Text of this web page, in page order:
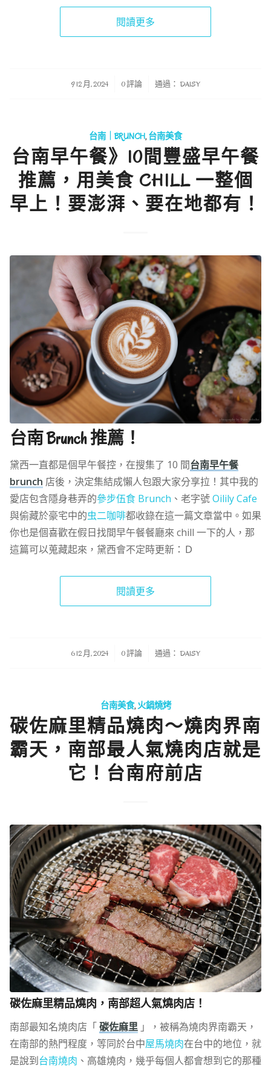
閱讀更多
9 12 月, 2024
/ 0 評論 通過： DAISY
台南｜BRUNCH,台南美食
台南早午餐》10間豐盛早午餐
推薦，用美食 CHILL 一整個
早上！要澎湃、要在地都有！
台南 Brunch 推薦！
黛西一直都是個早午餐控，在搜集了 10 間台南早午餐
brunch 店後，決定集結成懶人包跟大家分享拉！其中我的
愛店包含隱身巷弄的參步伍食 Brunch 、老字號Oilily Cafe
與偷藏於豪宅中的虫二咖啡都收錄在這一篇文章當中。如果
你也是個喜歡在假日找間早午餐餐廳來 chill 一下的人，那
這篇可以蒐藏起來，黛西會不定時更新：Ｄ
閱讀更多
6 12 月, 2024
/ 0 評論 通過： DAISY
台南美食,火鍋燒烤
碳佐麻里精品燒肉～燒肉界南
霸天，南部最人氣燒肉店就是
它！台南府前店
碳佐麻里精品燒肉，南部超人氣燒肉店！
南部最知名燒肉店「碳佐麻里」，被稱為燒肉界南霸天，
在南部的熱門程度，等同於台中屋馬燒肉在台中的地位，就
是說到台南燒肉 、高雄燒肉，幾乎每個人都會想到它的那種